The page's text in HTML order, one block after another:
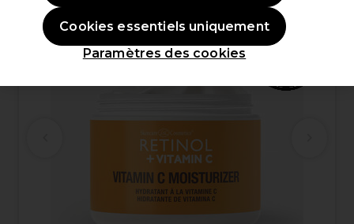
Paramètres des cookies
Cookies essentiels uniquement